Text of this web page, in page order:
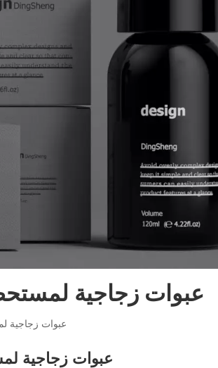
عبوات زجاجية
عبوات زجاجية
عبوات زجاجية